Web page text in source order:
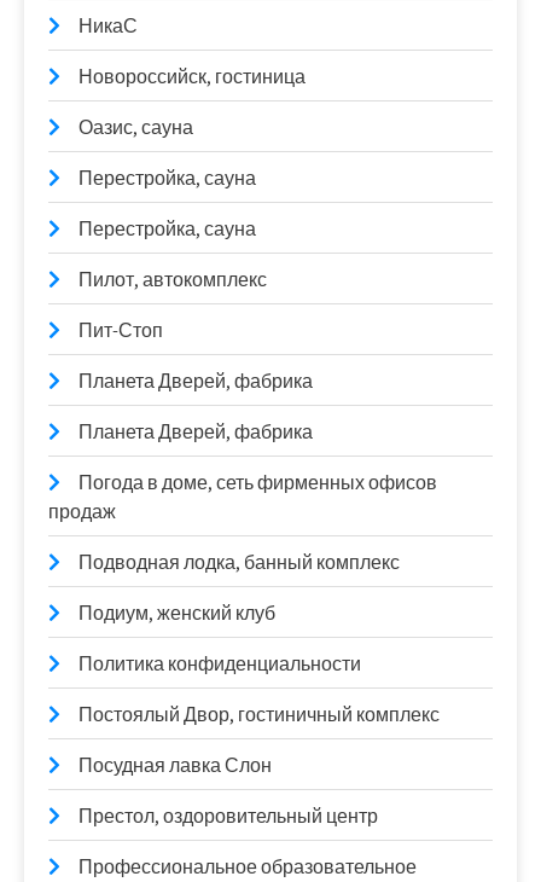
НикаС
Новороссийск, гостиница
Оазис, сауна
Перестройка, сауна
Перестройка, сауна
Пилот, автокомплекс
Пит-Стоп
Планета Дверей, фабрика
Планета Дверей, фабрика
Погода в доме, сеть фирменных офисов
продаж
Подводная лодка, банный комплекс
Подиум, женский клуб
Политика конфиденциальности
Постоялый Двор, гостиничный комплекс
Посудная лавка Слон
Престол, оздоровительный центр
Профессиональное образовательное